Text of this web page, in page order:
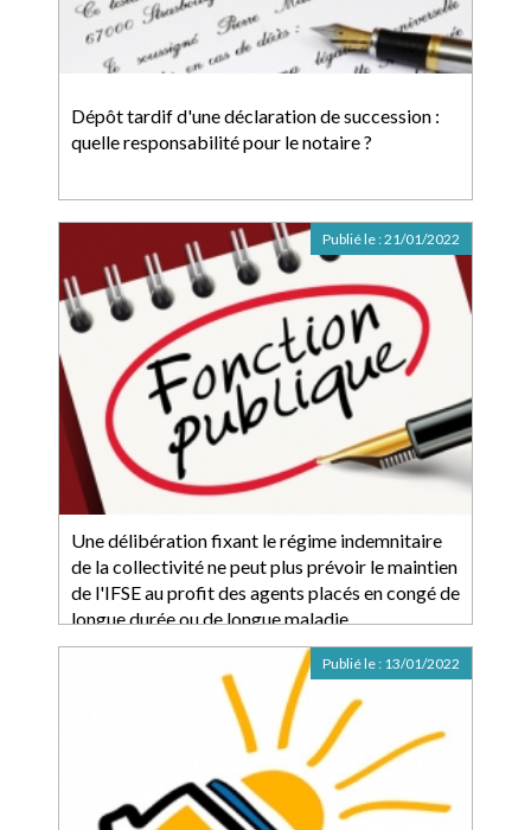
Dépôt tardif d'une déclaration de succession :
quelle responsabilité pour le notaire ?
Une délibération fixant le régime indemnitaire
de la collectivité ne peut plus prévoir le maintien
de l'IFSE au profit des agents placés en congé de
longue durée ou de longue maladie
Publié le :21/01/2022
Publié le : 13/01/2022